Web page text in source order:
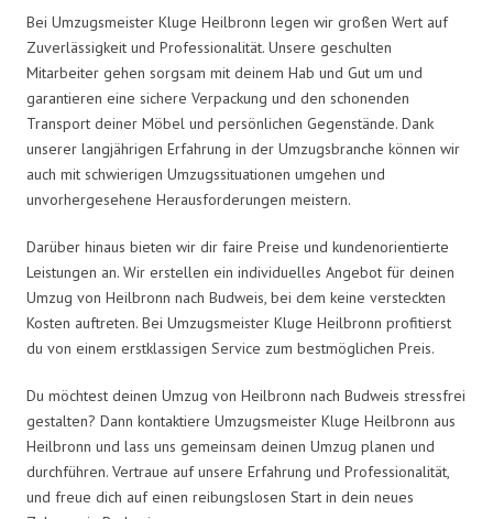
Bei Umzugsmeister Kluge Heilbronn legen wir großen Wert auf
Zuverlässigkeit und Professionalität. Unsere geschulten
Mitarbeiter gehen sorgsam mit deinem Hab und Gut um und
garantieren eine sichere Verpackung und den schonenden
Transport deiner Möbel und persönlichen Gegenstände. Dank
unserer langjährigen Erfahrung in der Umzugsbranche können wir
auch mit schwierigen Umzugssituationen umgehen und
unvorhergesehene Herausforderungen meistern.
Darüber hinaus bieten wir dir faire Preise und kundenorientierte
Leistungen an. Wir erstellen ein individuelles Angebot für deinen
Umzug von Heilbronn nach Budweis, bei dem keine versteckten
Kosten auftreten. Bei Umzugsmeister Kluge Heilbronn profitierst
du von einem erstklassigen Service zum bestmöglichen Preis.
Du möchtest deinen Umzug von Heilbronn nach Budweis stressfrei
gestalten? Dann kontaktiere Umzugsmeister Kluge Heilbronn aus
Heilbronn und lass uns gemeinsam deinen Umzug planen und
durchführen. Vertraue auf unsere Erfahrung und Professionalität,
und freue dich auf einen reibungslosen Start in dein neues